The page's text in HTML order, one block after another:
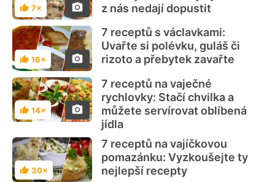
Hodnocení
7×
z nás nedají dopustit
Hodnocení
16×
7 receptů s václavkami:
Uvařte si polévku, guláš či
rizoto a přebytek zavařte
Hodnocení
14×
7 receptů na vaječné
rychlovky: Stačí chvilka a
můžete servírovat oblíbená
jídla
Hodnocení
30×
7 receptů na vajíčkovou
pomazánku: Vyzkoušejte ty
nejlepší recepty